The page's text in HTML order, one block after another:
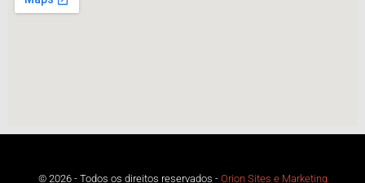
© 2026 - Todos os direitos reservados - Orion Sites e Marketing